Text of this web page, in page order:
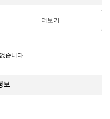
더보기
습니다.
보